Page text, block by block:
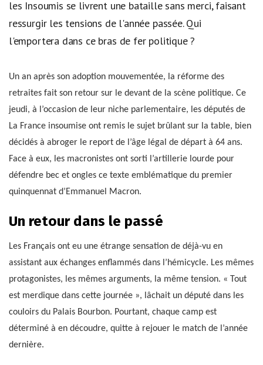
les Insoumis se livrent une bataille sans merci, faisant
ressurgir les tensions de l'année passée. Qui
l'emportera dans ce bras de fer politique ?
Un an après son adoption mouvementée, la réforme des
retraites fait son retour sur le devant de la scène politique. Ce
jeudi, à l’occasion de leur niche parlementaire, les députés de
La France insoumise ont remis le sujet brûlant sur la table, bien
décidés à abroger le report de l’âge légal de départ à 64 ans.
Face à eux, les macronistes ont sorti l’artillerie lourde pour
défendre bec et ongles ce texte emblématique du premier
quinquennat d’Emmanuel Macron.
Un retour dans le passé
Les Français ont eu une étrange sensation de déjà-vu en
assistant aux échanges enflammés dans l’hémicycle. Les mêmes
protagonistes, les mêmes arguments, la même tension. « Tout
est merdique dans cette journée », lâchait un député dans les
couloirs du Palais Bourbon. Pourtant, chaque camp est
déterminé à en découdre, quitte à rejouer le match de l’année
dernière.